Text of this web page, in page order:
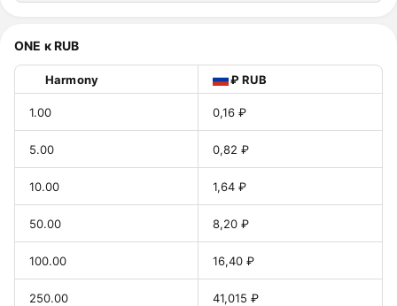
ONE к RUB
Harmony ₽ RUB
1.00 0,16 ₽
5.00 0,82 ₽
10.00 1,64 ₽
50.00 8,20 ₽
100.00 16,40 ₽
250.00 41,015 ₽